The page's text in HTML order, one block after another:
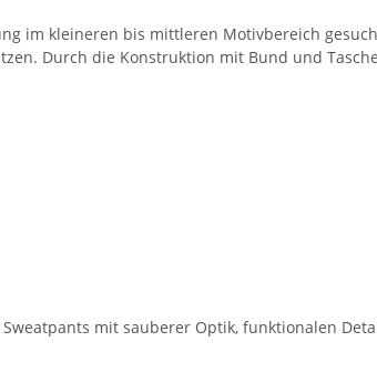
im kleineren bis mittleren Motivbereich
Durch die Konstruktion mit Bund und
mit sauberer Optik, funktionalen